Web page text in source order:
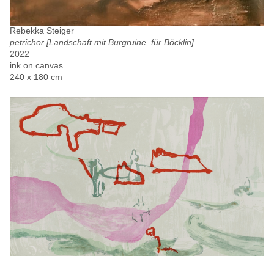
Rebekka Steiger
petrichor [Landschaft mit Burgruine, für Böcklin]
2022
ink on canvas
240 x 180 cm